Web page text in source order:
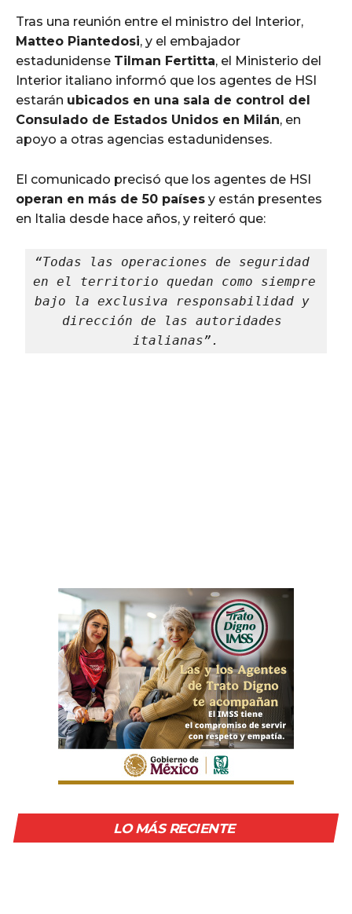
Tras una reunión entre el ministro del Interior,
Matteo Piantedosi, y el embajador
estadunidense Tilman Fertitta, el Ministerio del
Interior italiano informó que los agentes de HSI
estarán ubicados en una sala de control del
Consulado de Estados Unidos en Milán, en
apoyo a otras agencias estadunidenses.
El comunicado precisó que los agentes de HSI
operan en más de 50 países y están presentes
en Italia desde hace años, y reiteró que:
“Todas las operaciones de seguridad
en el territorio quedan como siempre
bajo la exclusiva responsabilidad y
dirección de las autoridades
italianas”.
LO MÁS RECIENTE